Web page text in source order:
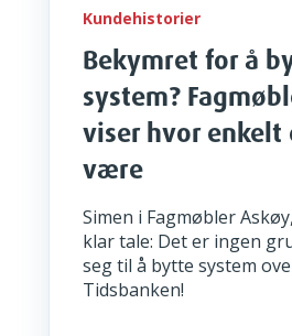
Kundehistorier
Bekymret for å
system?
viser hvor enkelt
være
Simen i Fagmøbler
klar tale: Det er ingen
seg til å bytte system
Tidsbanken!